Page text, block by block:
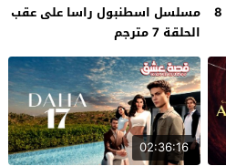
مسلسل قانون الطبيعة الحلقة 8
مسلسل اسطنبول راسا على عقب
الحلقة 7 مترجم
02:36:16